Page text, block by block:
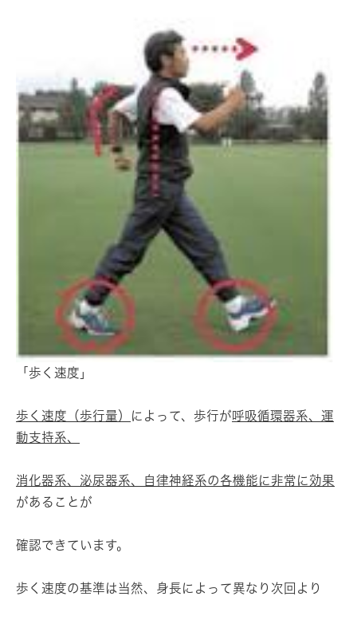
「歩く速度」
歩く速度（歩行量） によって、歩行が呼吸循環器系、運
動支持系、
消化器系、泌尿器系、自律神経系の各機能に非常に効果
があることが
確認できています。
歩く速度の基準は当然、身長によって異なり次回より